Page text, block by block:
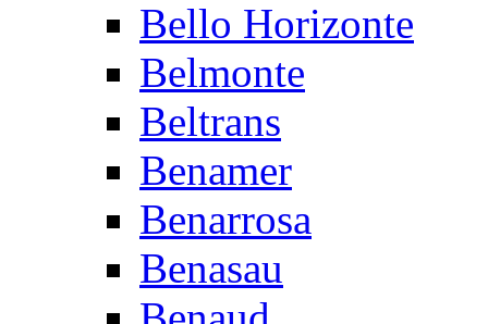
Bello Horizonte
Belmonte
Beltrans
Benamer
Benarrosa
Benasau